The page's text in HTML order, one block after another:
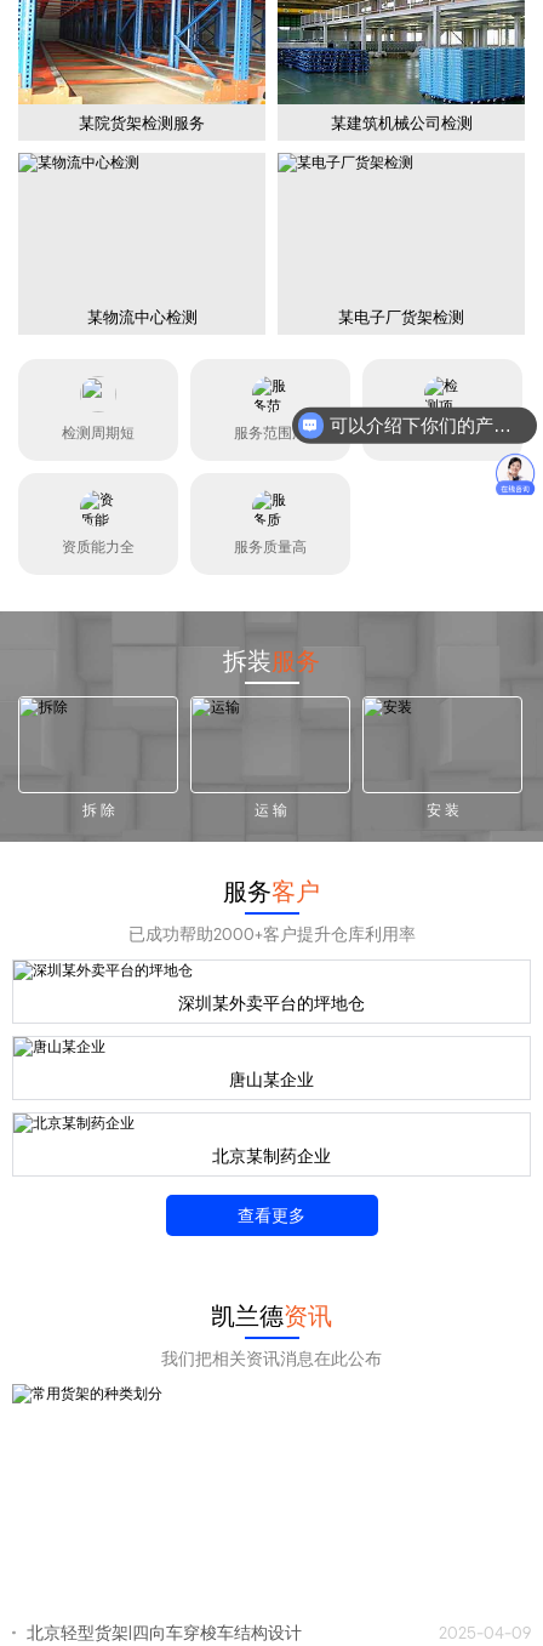
某院货架检测服务 某建筑机械公司检测
某物流中心检测 某电子厂货架检测
检测周期短 服务范围广 检测项目全
资质能力全 服务质量高
拆装服务
拆 除 运 输 安 装
服务客户
已成功帮助2000+客户提升仓库利用率
深圳某外卖平台的坪地仓
唐山某企业
北京某制药企业
查看更多
凯兰德资讯
我们把相关资讯消息在此公布
北京轻型货架|四向车穿梭车结构设计
2025-04-09
可以介绍下你们的产品么？